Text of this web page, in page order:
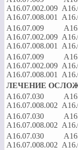
А16.07.002.009
А16.07.008.001
А16.07.009
А16.07.002.009
А16.07.008.001
А16.07.009
А16.07.002.009
А16.07.008.001
ЛЕЧЕНИЕ
А16.07.030
А16.07.008.002
А16.07.030
А16.07.008.002
А16.07.030
А16.07.008.002